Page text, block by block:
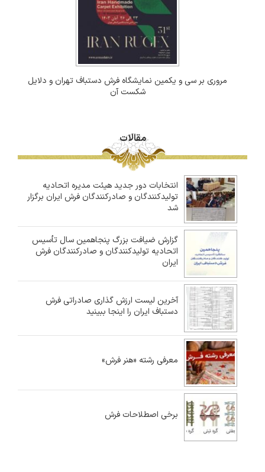
مروری بر سی و یکمین نمایشگاه فرش دستباف تهران و دلایل
شکست آن
مقالات
انتخابات دور جدید هیئت مدیره اتحادیه
تولیدکنندگان و صادرکنندگان فرش ایران برگزار
شد
گزارش ضیافت بزرگ پنجاهمین سال تأسیس
اتحادیه تولیدکنندگان و صادرکنندگان فرش
ایران
آخرین لیست ارزش گذاری صادراتی فرش
دستباف ایران را اینجا ببینید
معرفی رشته «هنر فرش»
برخی اصطلاحات فرش